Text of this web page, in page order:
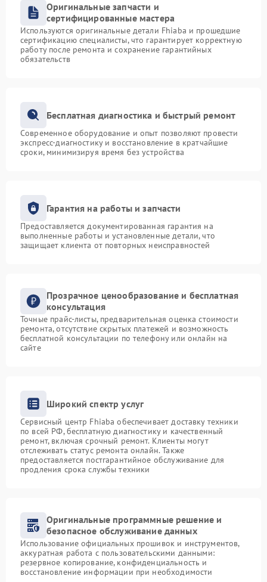
Оригинальные запчасти и
сертифицированные мастера
Используются оригинальные детали Fhiaba и прошедшие
сертификацию специалисты, что гарантирует корректную
работу после ремонта и сохранение гарантийных
обязательств
Бесплатная диагностика и быстрый ремонт
Современное оборудование и опыт позволяют провести
экспресс-диагностику и восстановление в кратчайшие
сроки, минимизируя время без устройства
Гарантия на работы и запчасти
Предоставляется документированная гарантия на
выполненные работы и установленные детали, что
защищает клиента от повторных неисправностей
Прозрачное ценообразование и бесплатная
консультация
Точные прайс-листы, предварительная оценка стоимости
ремонта, отсутствие скрытых платежей и возможность
бесплатной консультации по телефону или онлайн на
сайте
Широкий спектр услуг
Сервисный центр Fhiaba обеспечивает доставку техники
по всей РФ, бесплатную диагностику и качественный
ремонт, включая срочный ремонт. Клиенты могут
отслеживать статус ремонта онлайн. Также
предоставляется постгарантийное обслуживание для
продления срока службы техники
Оригинальные программные решение и
безопасное обслуживание данных
Использование официальных прошивок и инструментов,
аккуратная работа с пользовательскими данными:
резервное копирование, конфиденциальность и
восстановление информации при необходимости